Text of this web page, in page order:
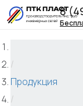
8
/
Продукция
/